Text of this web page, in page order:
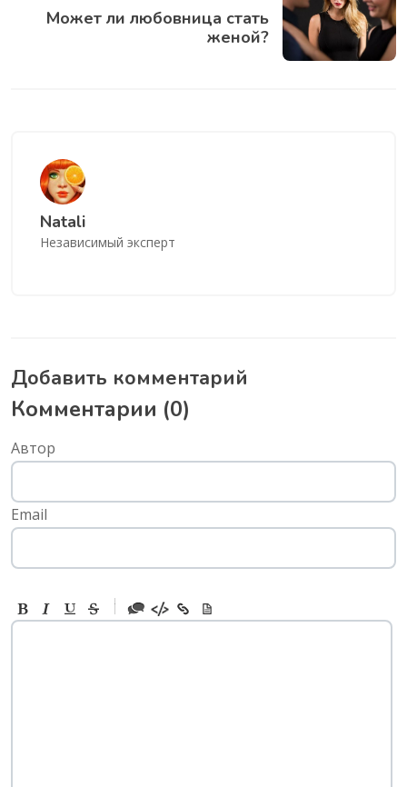
Может ли любовница стать
женой?
Natali
Независимый эксперт
Добавить комментарий
Комментарии (0)
Автор
Email
-
-